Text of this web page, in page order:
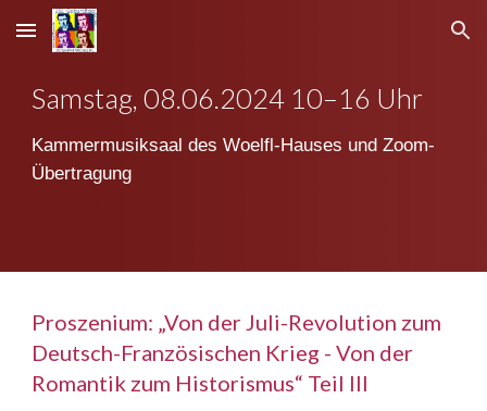
Skip to main content Skip to navigation
Samstag,08.06.2024 10–16 Uhr
Kammermusiksaal des Woelfl-Hauses und Zoom-
Übertragung
Proszenium: „Von der Juli-Revolution zum
Deutsch-Französischen Krieg - Von der
Romantik zum Historismus“ Teil III